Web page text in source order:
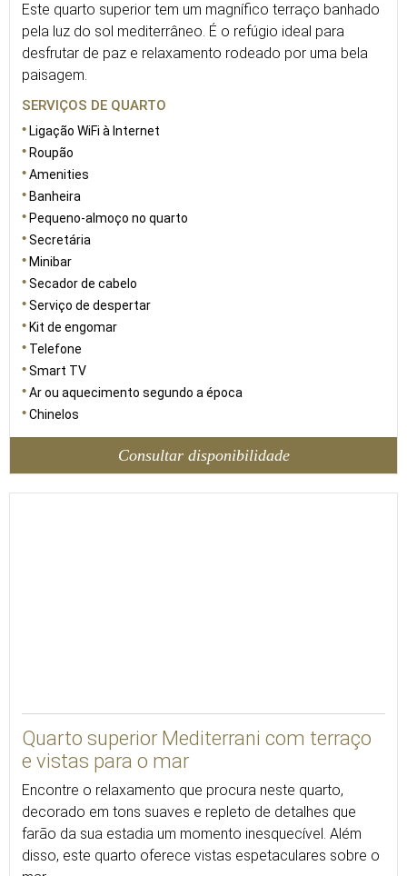
Este quarto superior tem um magnífico terraço banhado
pela luz do sol mediterrâneo. É o refúgio ideal para
desfrutar de paz e relaxamento rodeado por uma bela
paisagem.
SERVIÇOS DE QUARTO
Ligação WiFi à Internet
Roupão
Amenities
Banheira
Pequeno-almoço no quarto
Secretária
Minibar
Secador de cabelo
Serviço de despertar
Kit de engomar
Telefone
Smart TV
Ar ou aquecimento segundo a época
Chinelos
Consultar disponibilidade
Quarto superior Mediterrani com terraço
e vistas para o mar
Encontre o relaxamento que procura neste quarto,
decorado em tons suaves e repleto de detalhes que
farão da sua estadia um momento inesquecível. Além
disso, este quarto oferece vistas espetaculares sobre o